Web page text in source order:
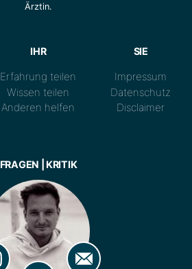
Ärztin.
IHR
Erfahrung teilen
Wissen teilen
Anderen helfen
SIE
Impressum
Datenschutz
Disclaimer
FRAGEN | KRITIK